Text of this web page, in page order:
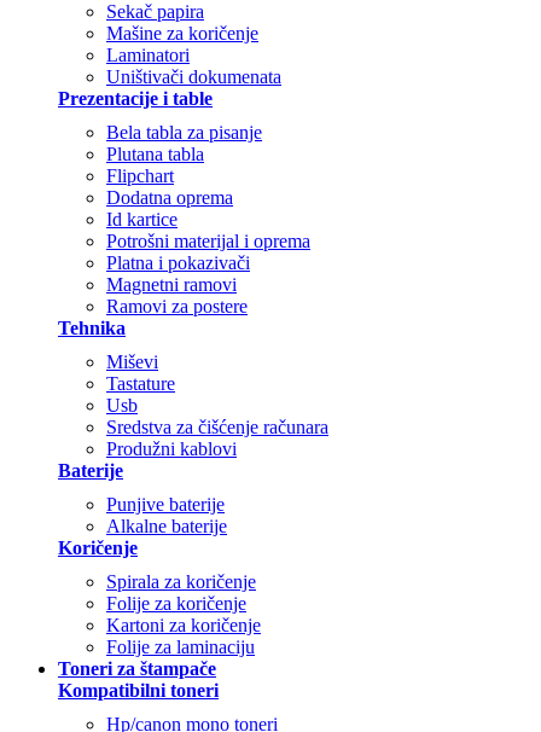
Sekač papira
Mašine za koričenje
Laminatori
Uništivači dokumenata
Prezentacije i table
Bela tabla za pisanje
Plutana tabla
Flipchart
Dodatna oprema
Id kartice
Potrošni materijal i oprema
Platna i pokazivači
Magnetni ramovi
Ramovi za postere
Tehnika
Miševi
Tastature
Usb
Sredstva za čišćenje računara
Produžni kablovi
Baterije
Punjive baterije
Alkalne baterije
Koričenje
Spirala za koričenje
Folije za koričenje
Kartoni za koričenje
Folije za laminaciju
Toneri za štampače
Kompatibilni toneri
Hp/canon mono toneri